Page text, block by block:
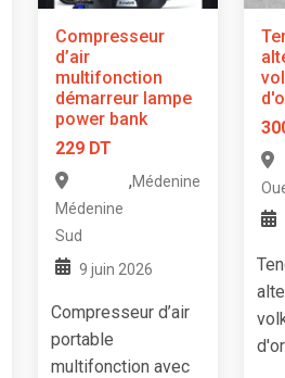
Compresseur
d’air
multifonction
démarreur lampe
power bank
229 DT
Médenine
Sud
,Médenine
9 juin 2026
Compresseur d’air
portable
multifonction avec